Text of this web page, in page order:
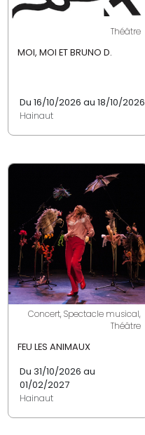
Théâtre
MOI, MOI ET BRUNO D.
Du 16/10/2026 au 18/10/2026
Hainaut
Concert, Spectacle musical,
Théâtre
FEU LES ANIMAUX
Du 31/10/2026 au
01/02/2027
Hainaut